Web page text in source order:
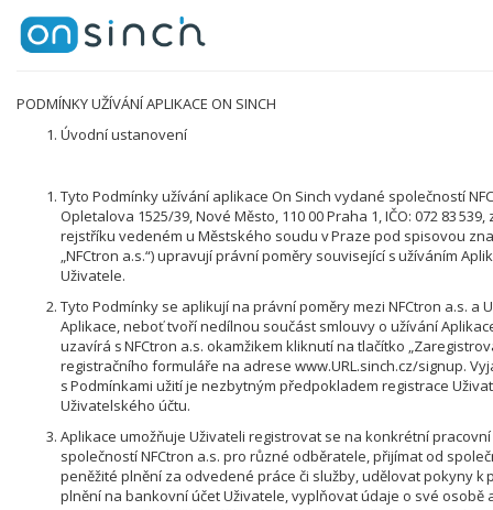
PODMÍNKY UŽÍVÁNÍ APLIKACE ON SINCH
Úvodní ustanovení
Tyto Podmínky užívání aplikace On Sinch vydané společností
Opletalova 1525/39, Nové Město, 110 00 Praha 1, IČO: 072 83
rejstříku vedeném u Městského soudu v Praze pod spisovou
„NFCtron a.s.“) upravují právní poměry související s užíváním
Uživatele.
Tyto Podmínky se aplikují na právní poměry mezi NFCtron a.s. a
Aplikace, neboť tvoří nedílnou součást smlouvy o užívání
uzavírá s NFCtron a.s. okamžikem kliknutí na tlačítko
registračního formuláře na adrese www.URL.sinch.cz/signup.
s Podmínkami užití je nezbytným předpokladem registrace
Uživatelského účtu.
Aplikace umožňuje Uživateli registrovat se na konkrétní
společností NFCtron a.s. pro různé odběratele, přijímat od
peněžité plnění za odvedené práce či služby, udělovat pokyny k
plnění na bankovní účet Uživatele, vyplňovat údaje o své osobě